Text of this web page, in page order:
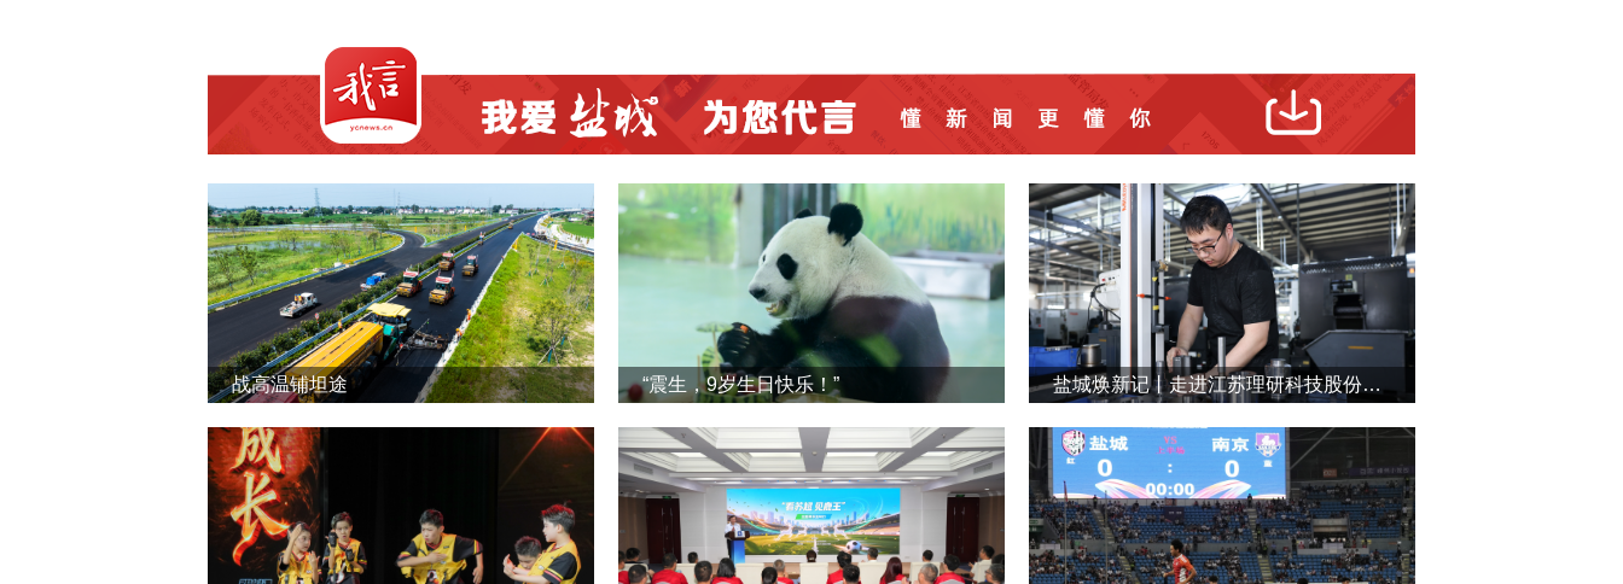
战高温铺坦途 “震生，9岁生日快乐！” 盐城焕新记丨走进江苏理研科技股份有限公司